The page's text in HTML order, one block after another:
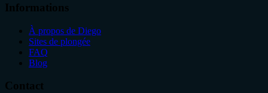
Informations
À propos de Diego
Sites de plongée
FAQ
Blog
Contact